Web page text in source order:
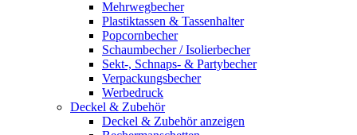
Mehrwegbecher
Plastiktassen & Tassenhalter
Popcornbecher
Schaumbecher / Isolierbecher
Sekt-, Schnaps- & Partybecher
Verpackungsbecher
Werbedruck
Deckel & Zubehör
Deckel & Zubehör anzeigen